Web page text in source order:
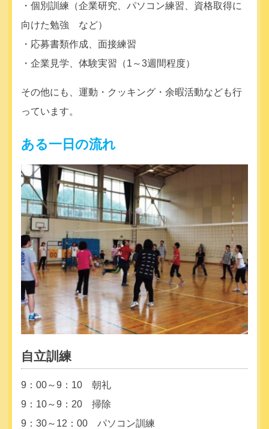
・個別訓練（企業研究、パソコン練習、資格取得に
向けた勉強 など）
・応募書類作成、面接練習
・企業見学、体験実習（1～3週間程度）
その他にも、運動・クッキング・余暇活動なども行
っています。
ある一日の流れ
自立訓練
9：00～9：10 朝礼
9：10～9：20 掃除
9：30～12：00 パソコン訓練